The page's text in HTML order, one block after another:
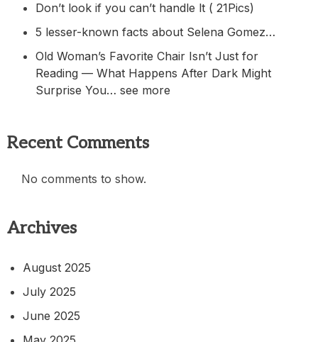
Don’t look if you can’t handle lt ( 21Pics)
5 lesser-known facts about Selena Gomez…
Old Woman’s Favorite Chair Isn’t Just for
Reading — What Happens After Dark Might
Surprise You… see more
Recent Comments
No comments to show.
Archives
August 2025
July 2025
June 2025